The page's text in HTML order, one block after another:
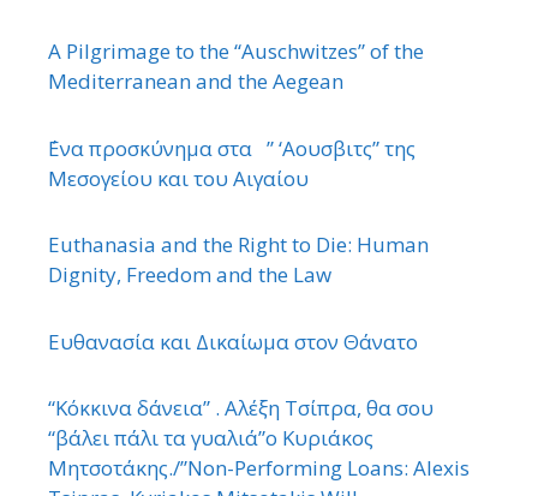
A Pilgrimage to the “Auschwitzes” of the
Mediterranean and the Aegean
΄Ενα προσκύνημα στα ” ‘Αουσβιτς” της
Μεσογείου και του Αιγαίου
Euthanasia and the Right to Die: Human
Dignity, Freedom and the Law
Ευθανασία και Δικαίωμα στον Θάνατο
“Κόκκινα δάνεια” . Αλέξη Τσίπρα, θα σου
“βάλει πάλι τα γυαλιά”ο Κυριάκος
Μητσοτάκης./”Non-Performing Loans: Alexis